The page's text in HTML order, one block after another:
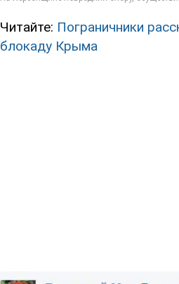
Читайте: Пограничники
блокаду Крыма